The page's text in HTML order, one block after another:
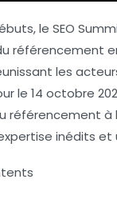
le SEO
référencement
les
le 14 octobre
référencement à
inédits